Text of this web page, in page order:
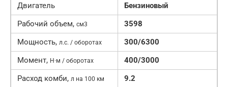
Двигатель
Бензиновый
Рабочий объем, см3
3598
Мощность, л.с. / оборотах
300/6300
Момент, Н·м / оборотах
400/3000
Расход комби, л на 100 км 9.2